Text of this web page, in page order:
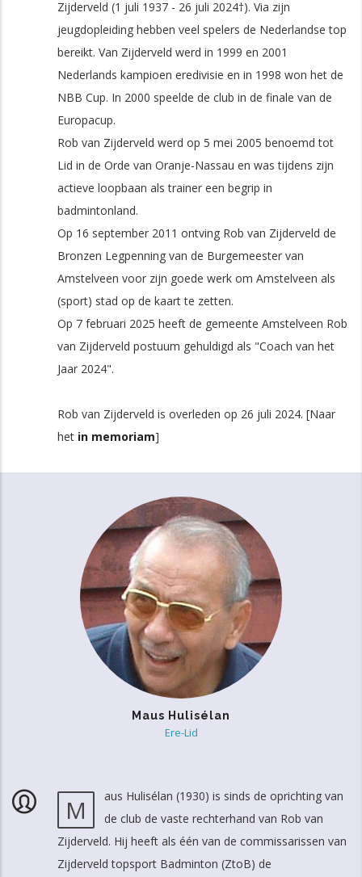
Zijderveld (1 juli 1937 - 26 juli 2024†). Via zijn
jeugdopleiding hebben veel spelers de Nederlandse top
bereikt. Van Zijderveld werd in 1999 en 2001
Nederlands kampioen eredivisie en in 1998 won het de
NBB Cup. In 2000 speelde de club in de finale van de
Europacup.
Rob van Zijderveld werd op 5 mei 2005 benoemd tot
Lid in de Orde van Oranje-Nassau en was tijdens zijn
actieve loopbaan als trainer een begrip in
badmintonland.
Op 16 september 2011 ontving Rob van Zijderveld de
Bronzen Legpenning van de Burgemeester van
Amstelveen voor zijn goede werk om Amstelveen als
(sport) stad op de kaart te zetten.
Op 7 februari 2025 heeft de gemeente Amstelveen Rob
van Zijderveld postuum gehuldigd als "Coach van het
Jaar 2024".
Rob van Zijderveld is overleden op 26 juli 2024. [Naar
het in memoriam]
Maus Hulisélan
Ere-Lid
M
aus Hulisélan (1930) is sinds de oprichting van
de club de vaste rechterhand van Rob van
Zijderveld. Hij heeft als één van de commissarissen van
Zijderveld topsport Badminton (ZtoB) de